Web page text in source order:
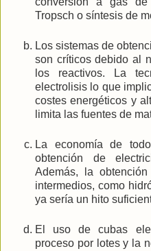
Tropsch o síntesis de
Los sistemas de
son críticos debido al
los reactivos. La
electrolisis lo que
costes energéticos y
limita las fuentes de
La economía de
obtención de
Además, la
intermedios, como
ya sería un hito
El uso de cubas
proceso por lotes y la